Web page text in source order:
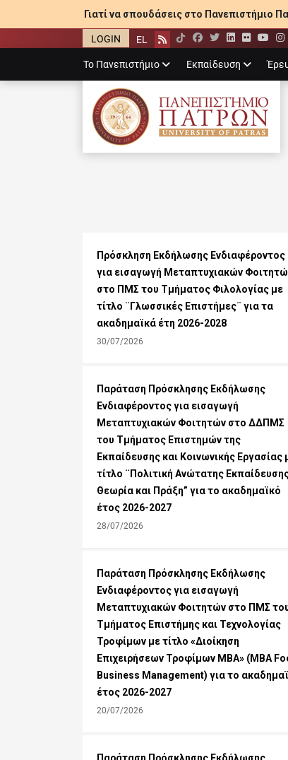
Γιατί να σπουδάσεις στο Πανεπιστήμιο
LOGIN EL Rss Facebook
Twitter
LinkedIn
Flickr
menu
Το Πανεπιστήμιο Εκπαίδευση
Πρόσκληση Εκδήλωσης Ενδιαφέροντος
για εισαγωγή Μεταπτυχιακών
στο ΠΜΣ του Τμήματος Φιλολογίας με
τίτλο ¨Γλωσσικές Επιστήμες¨ για τα
ακαδημαϊκά έτη 2026-2028
30/07/2026
Παράταση Πρόσκλησης Εκδήλωσης
Ενδιαφέροντος για εισαγωγή
Μεταπτυχιακών Φοιτητών στο ΔΔΠΜΣ
του Τμήματος Επιστημών της
Εκπαίδευσης και Κοινωνικής Εργασίας
τίτλο ¨Πολιτική Ανώτατης
Θεωρία και Πράξη” για το ακαδημαϊκό
έτος 2026-2027
28/07/2026
Παράταση Πρόσκλησης Εκδήλωσης
Ενδιαφέροντος για εισαγωγή
Μεταπτυχιακών Φοιτητών στο ΠΜΣ
Τμήματος Επιστήμης και Τεχνολογίας
Τροφίμων με τίτλο «Διοίκηση
Επιχειρήσεων Τροφίμων ΜΒΑ» (MBA
Business Management) για το
έτος 2026-2027
20/07/2026